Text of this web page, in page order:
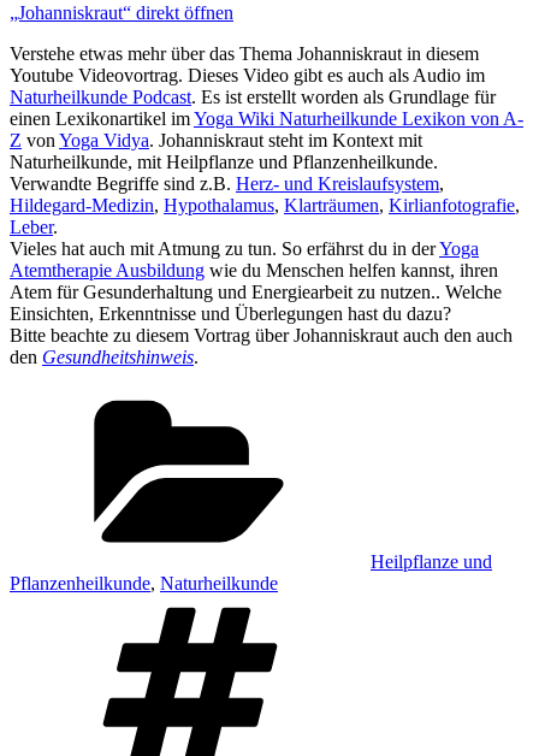
„Johanniskraut“ direkt öffnen
Verstehe etwas mehr über das Thema Johanniskraut in diesem
Youtube Videovortrag. Dieses Video gibt es auch als Audio im
Naturheilkunde Podcast. Es ist erstellt worden als Grundlage für
einen Lexikonartikel imYoga Wiki Naturheilkunde Lexikon von A-
Z von Yoga Vidya. Johanniskraut steht im Kontext mit
Naturheilkunde, mit Heilpflanze und Pflanzenheilkunde.
Verwandte Begriffe sind z.B. Herz- und Kreislaufsystem,
Hildegard-Medizin, Hypothalamus, Klarträumen, Kirlianfotografie,
Leber.
Vieles hat auch mit Atmung zu tun. So erfährst du in derYoga
Atemtherapie Ausbildung wie du Menschen helfen kannst, ihren
Atem für Gesunderhaltung und Energiearbeit zu nutzen.. Welche
Einsichten, Erkenntnisse und Überlegungen hast du dazu?
Bitte beachte zu diesem Vortrag über Johanniskraut auch den auch
den Gesundheitshinweis.
Heilpflanze und
Pflanzenheilkunde, Naturheilkunde